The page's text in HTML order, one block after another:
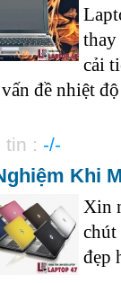
thay
cải
đề nhiệt
tin : -/-
Khi
Xin
chút
đẹp